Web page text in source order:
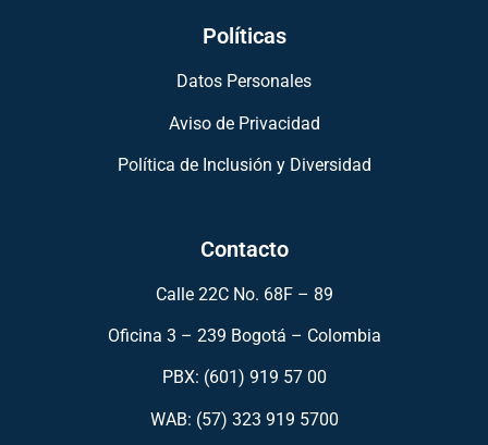
Políticas
Datos Personales
Aviso de Privacidad
Política de Inclusión y Diversidad
Contacto
Calle 22C No. 68F – 89
Oficina 3 – 239 Bogotá – Colombia
PBX: (601) 919 57 00
WAB: (57) 323 919 5700